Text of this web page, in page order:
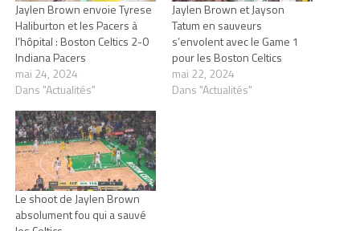
Jaylen Brown envoie Tyrese
Haliburton et les Pacers à
l’hôpital : Boston Celtics 2-0
Indiana Pacers
mai 24, 2024
Dans "Actualités"
Jaylen Brown et Jayson
Tatum en sauveurs
s’envolent avec le Game 1
pour les Boston Celtics
mai 22, 2024
Dans "Actualités"
Le shoot de Jaylen Brown
absolument fou qui a sauvé